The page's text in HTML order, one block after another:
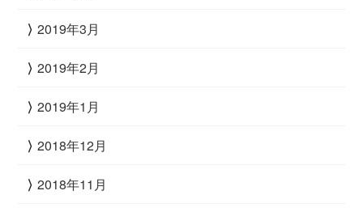
2019年3月
2019年2月
2019年1月
2018年12月
2018年11月